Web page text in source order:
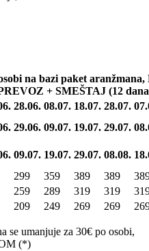
na bazi paket
+ SMEŠTAJ (12
28.06. 08.07. 18.07. 28.07.
29.06. 09.07. 19.07. 29.07.
09.07. 19.07. 29.07. 08.08.
299 359 389 389
259 289 319 319
209 249 269 269
se umanjuje za 30€ po osobi,
(*)